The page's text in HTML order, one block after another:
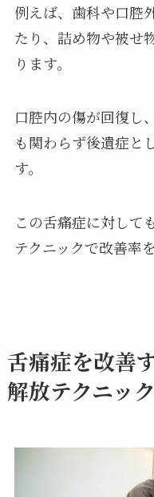
例えば、歯科や口腔
たり、詰め物や被せ
ります。
口腔内の傷が回復し
も関わらず後遺症と
す。
この舌痛症に対して
テクニックで改善率
舌痛症を改善
解放テクニッ